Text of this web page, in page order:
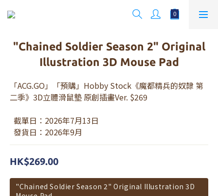
"Chained Soldier Season 2" Original
Illustration 3D Mouse Pad
「ACG.GO」「預購」Hobby Stock《魔都精兵的奴隸 第
二季》3D立體滑鼠墊 原創插畫Ver. $269
  截單日：2026年7月13日
  發貨日：2026年9月
HK$269.00
"Chained Soldier Season 2" Original Illustration 3D